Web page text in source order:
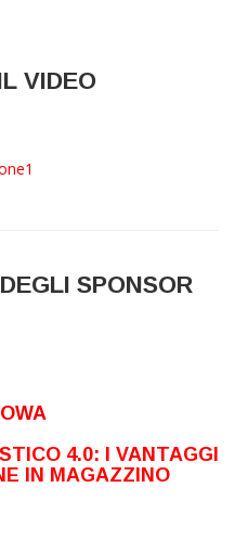
VIDEO
SPONSOR
4.0: I VANTAGGI
IN MAGAZZINO